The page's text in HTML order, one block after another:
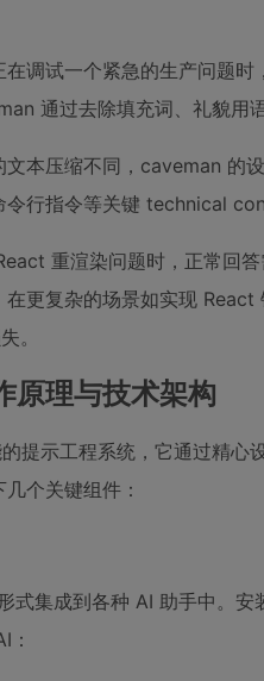
在调试一个紧急的生产问题
通过去除填充词、礼貌用
文本压缩不同，caveman 的
令行指令等关键 technical
重渲染问题时，正常回
更复杂的场景如实现
。
原理与技术架构
提示工程系统，它通过精心
个关键组件：
集成到各种 AI 助手中。安
：